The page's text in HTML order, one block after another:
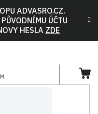
ADVASRO.CZ.
ÚČTU
HESLA ZDE